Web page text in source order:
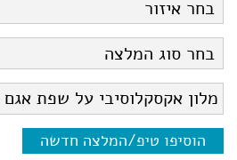
הוסיפו טיפ/המלצה חדשה